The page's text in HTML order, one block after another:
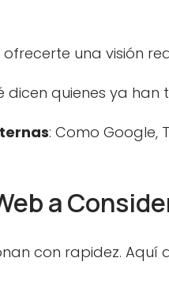
una visión
dicen quienes ya
: Como Google,
a
con rapidez.